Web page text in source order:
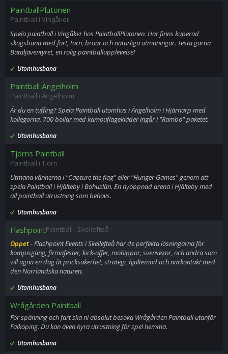
PaintballPlutonen
Paintball i Vingåker
Spela paintball i Vingåker hos PaintballPlutonen. Här finns kuperad
skogsbana med fort, torn, broar och naturliga utmaningar. Testa gärna
Bataljäventyret, en rolig paintballupplevelse!
Utomhusbana
Paintball Ängelholm
Paintball i Ängelholm
Är du en tuffing? Spela Paintball utomhus i Ängelholm i Hjärnarp med
kollegorna. 700 bollar med kamouflagekläder ingår i "Rambo" paketet.
Utomhusbana
Tjörns Paintball
Paintball i Tjörn
Utmana vännerna i "Capture the flag" eller "Hunger Games" genom att
spela Paintball i Hjälteby i Bohuslän. En nyöppnad arena i Hjälteby med
all paintball utrustning som behövs.
Utomhusbana
FlashpointPaintball i Skellefteå
Öppet- Flashpoint Events i Skellefteå har de perfekta lösningarna för
kompisgäng, firmafester, kick-offer, möhippor, svensexor, och andra som
vill ägna en dag åt pricksäkerhet, strategi, hjältemod och närkontakt med
den Norrländska naturen.
Utomhusbana
Wrågården Paintball
För spänning och fart ska ni absolut besöka Wrågården Paintball utanför
Falköping. Du kan även hyra utrustning för spel hemma.
Utomhusbana